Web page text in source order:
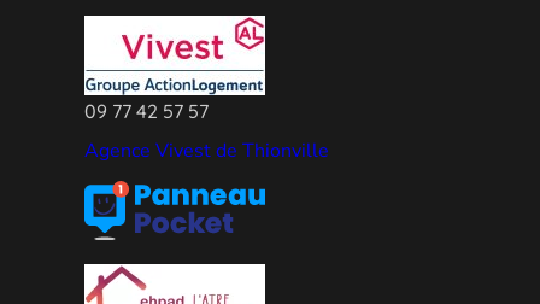
09 77 42 57 57
Agence Vivest de Thionville